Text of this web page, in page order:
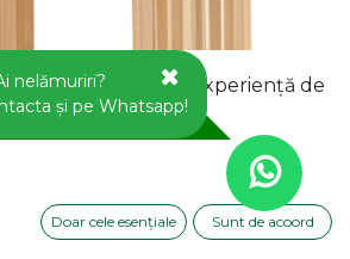
pentru a vă oferi o experiență de
pe acest site web.
Doar cele esențiale Sunt de acoord
nelămuriri?
și pe Whatsapp!